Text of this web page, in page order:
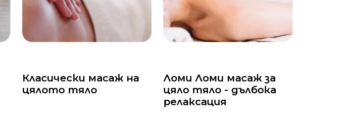
Класически масаж на
цялото тяло
Ломи Ломи масаж за
цяло тяло - дълбока
релаксация